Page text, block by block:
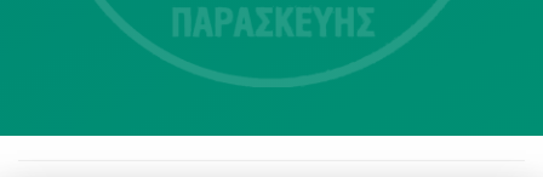
dimos@agiaparaskevi.gr